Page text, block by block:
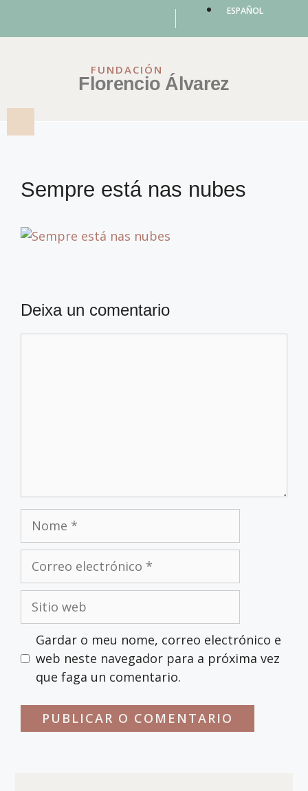
ESPAÑOL
FUNDACIÓN
Florencio Álvarez
Sempre está nas nubes
Deixa un comentario
Gardar o meu nome, correo electrónico e
web neste navegador para a próxima vez
que faga un comentario.